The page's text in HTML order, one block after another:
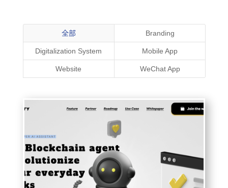
全部 Branding
Digitalization System Mobile App
Website WeChat App